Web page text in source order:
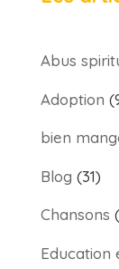
Abus
Adoption
bien
Blog (31)
Chansons
Education